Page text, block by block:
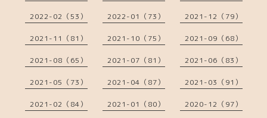
2022-02（53） 2022-01（73） 2021-12（79）
2021-11（81） 2021-10（75） 2021-09（68）
2021-08（65） 2021-07（81） 2021-06（83）
2021-05（73） 2021-04（87） 2021-03（91）
2021-02（84） 2021-01（80） 2020-12（97）